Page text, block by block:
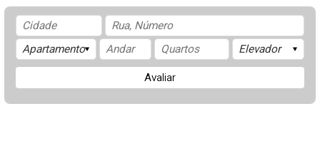
Avaliar